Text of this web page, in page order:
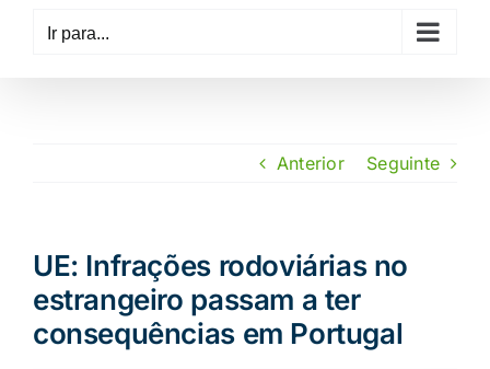
Ir para...
Anterior Seguinte
UE: Infrações rodoviárias no
estrangeiro passam a ter
consequências em Portugal